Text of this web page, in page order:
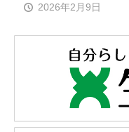
2026年2月9日